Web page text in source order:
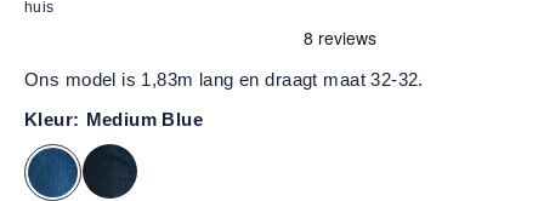
huis
Ons model is 1,83m lang en draagt maat 32-32.
Kleur: Medium Blue